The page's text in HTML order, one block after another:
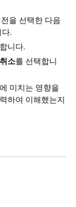
을 선택한 다음
.
니다.
소를 선택합니
미치는 영향을
하여 이해했는지